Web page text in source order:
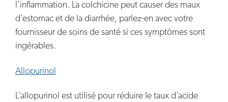
l’inflammation. La colchicine peut causer des maux
d’estomac et de la diarrhée, parlez-en avec votre
fournisseur de soins de santé si ces symptômes sont
ingérables.
Allopurinol
L’allopurinol est utilisé pour réduire le taux d’acide